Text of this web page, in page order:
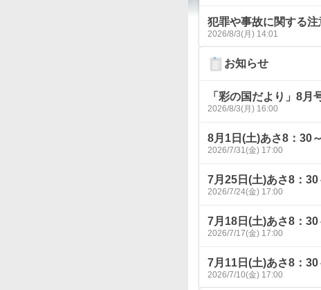
犯罪や事故に関する
2026/8/3(月) 14:01
お知らせ
「彩の国だより」8月
2026/8/3(月) 16:00
8月1日(土)あさ8：30
2026/7/31(金) 17:00
7月25日(土)あさ8：30
2026/7/24(金) 17:00
7月18日(土)あさ8：30
2026/7/17(金) 17:00
7月11日(土)あさ8：30
2026/7/10(金) 17:00